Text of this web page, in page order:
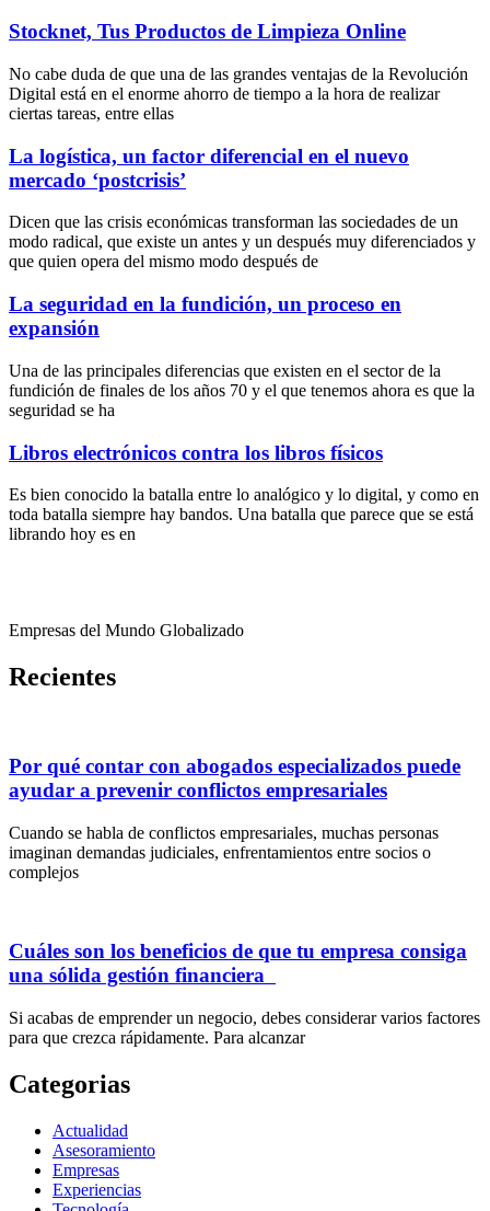
Stocknet, Tus Productos de Limpieza Online
No cabe duda de que una de las grandes ventajas de la Revolución
Digital está en el enorme ahorro de tiempo a la hora de realizar
ciertas tareas, entre ellas
La logística, un factor diferencial en el nuevo
mercado ‘postcrisis’
Dicen que las crisis económicas transforman las sociedades de un
modo radical, que existe un antes y un después muy diferenciados y
que quien opera del mismo modo después de
La seguridad en la fundición, un proceso en
expansión
Una de las principales diferencias que existen en el sector de la
fundición de finales de los años 70 y el que tenemos ahora es que la
seguridad se ha
Libros electrónicos contra los libros físicos
Es bien conocido la batalla entre lo analógico y lo digital, y como en
toda batalla siempre hay bandos. Una batalla que parece que se está
librando hoy es en
Empresas del Mundo Globalizado
Recientes
Por qué contar con abogados especializados puede
ayudar a prevenir conflictos empresariales
Cuando se habla de conflictos empresariales, muchas personas
imaginan demandas judiciales, enfrentamientos entre socios o
complejos
Cuáles son los beneficios de que tu empresa consiga
una sólida gestión financiera
Si acabas de emprender un negocio, debes considerar varios factores
para que crezca rápidamente. Para alcanzar
Categorias
Actualidad
Asesoramiento
Empresas
Experiencias